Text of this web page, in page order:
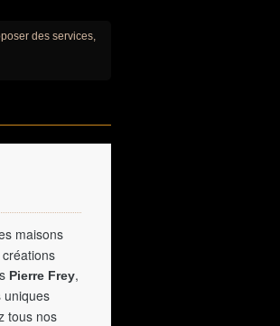
des services,
maisons
Pierre Frey,
uniques
tous nos